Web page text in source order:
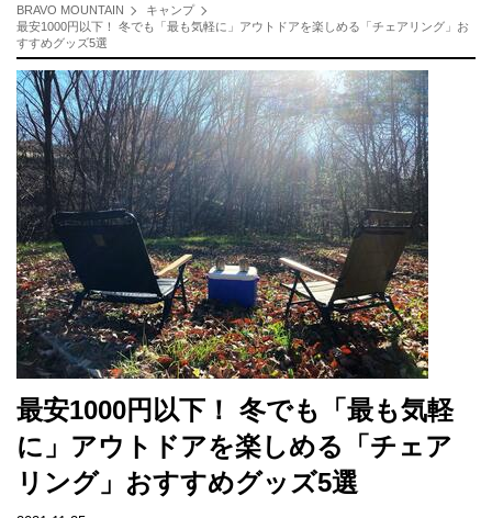
BRAVO MOUNTAIN
キャンプ
最安1000円以下！ 冬でも「最も気軽に」アウトドアを楽しめる「チェアリング」お
すすめグッズ5選
最安1000円以下！ 冬でも「最も気軽
に」アウトドアを楽しめる「チェア
リング」おすすめグッズ5選